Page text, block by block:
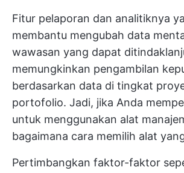
Fitur pelaporan dan analitiknya
membantu mengubah data
wawasan yang dapat
memungkinkan pengambilan
berdasarkan data di tingkat
portofolio. Jadi, jika Anda
untuk menggunakan alat
bagaimana cara memilih alat
Pertimbangkan faktor-faktor